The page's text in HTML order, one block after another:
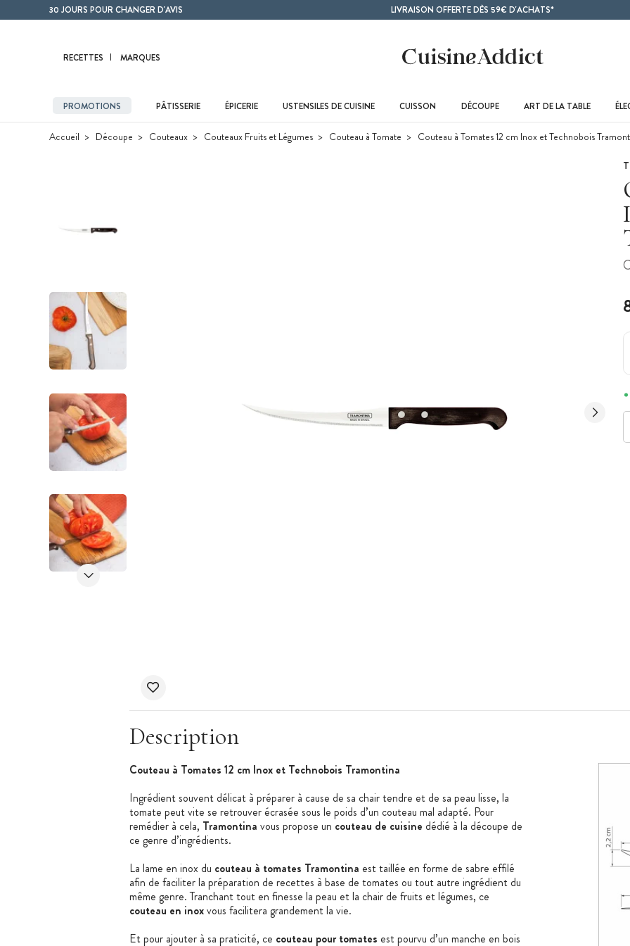
Contenu principal30 JOURS POUR CHANGER D'AVIS LIVRAISON OFFERTE DÈS 59€ D'ACHATS*
RECETTES MARQUES
PROMOTIONS PÂTISSERIE ÉPICERIE USTENSILES DE CUISINE CUISSON DÉCOUPE ART DE LA TABLE
Accueil Découpe Couteaux Couteaux Fruits et Légumes Couteau à Tomate Couteau à Tomates 12 cm Inox et Technobois
Description
Couteau à Tomates 12 cm Inox et Technobois Tramontina
Ingrédient souvent délicat à préparer à cause de sa chair tendre et de sa peau lisse, la
tomate peut vite se retrouver écrasée sous le poids d’un couteau mal adapté. Pour
remédier à cela, Tramontina vous propose un couteau de cuisine dédié à la découpe de
ce genre d’ingrédients.
La lame en inox du couteau à tomates Tramontina est taillée en forme de sabre effilé
afin de faciliter la préparation de recettes à base de tomates ou tout autre ingrédient du
même genre. Tranchant tout en finesse la peau et la chair de fruits et légumes, ce
couteau en inoxvous facilitera grandement la vie.
Et pour ajouter à sa praticité, ce couteau pour tomates est pourvu d’un manche en bois